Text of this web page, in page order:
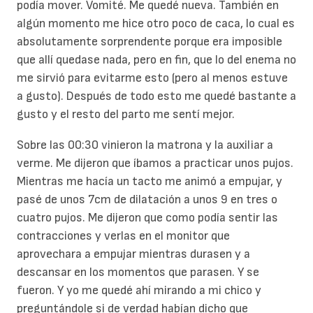
podía mover. Vomité. Me quedé nueva. También en
algún momento me hice otro poco de caca, lo cual es
absolutamente sorprendente porque era imposible
que allí quedase nada, pero en fin, que lo del enema no
me sirvió para evitarme esto (pero al menos estuve
a gusto). Después de todo esto me quedé bastante a
gusto y el resto del parto me sentí mejor.
Sobre las 00:30 vinieron la matrona y la auxiliar a
verme. Me dijeron que íbamos a practicar unos pujos.
Mientras me hacía un tacto me animó a empujar, y
pasé de unos 7cm de dilatación a unos 9 en tres o
cuatro pujos. Me dijeron que como podía sentir las
contracciones y verlas en el monitor que
aprovechara a empujar mientras durasen y a
descansar en los momentos que parasen. Y se
fueron. Y yo me quedé ahí mirando a mi chico y
preguntándole si de verdad habían dicho que